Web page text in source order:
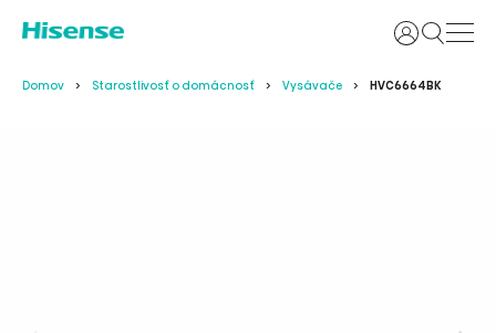
Prihlásiť sa
Domov Starostlivosť o domácnosť Vysávače HVC6664BK